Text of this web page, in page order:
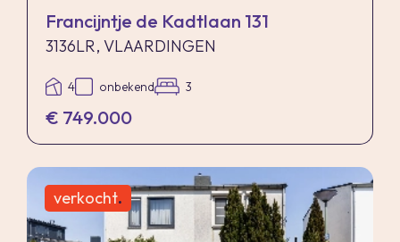
Francijntje de Kadtlaan 131
3136LR, VLAARDINGEN
4 onbekend 3
€ 749.000
verkocht.